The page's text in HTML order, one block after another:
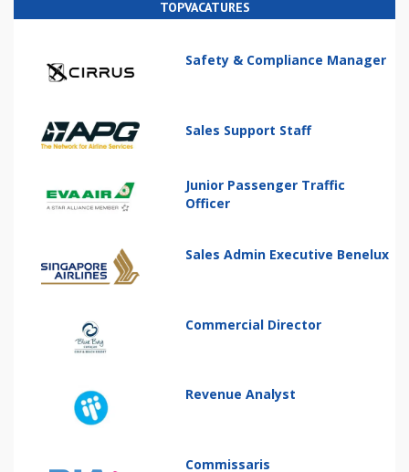
TOPVACATURES
Safety & Compliance Manager
Sales Support Staff
Junior Passenger Traffic
Officer
Sales Admin Executive Benelux
Commercial Director
Revenue Analyst
Commissaris